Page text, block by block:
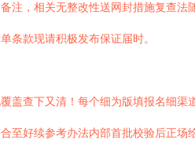
注，相关无整改性送网封措施复查
条款现请积极发布保证届时。
查下又清！每个细为版填报名细渠
至好续参考办法内部首批校验后正